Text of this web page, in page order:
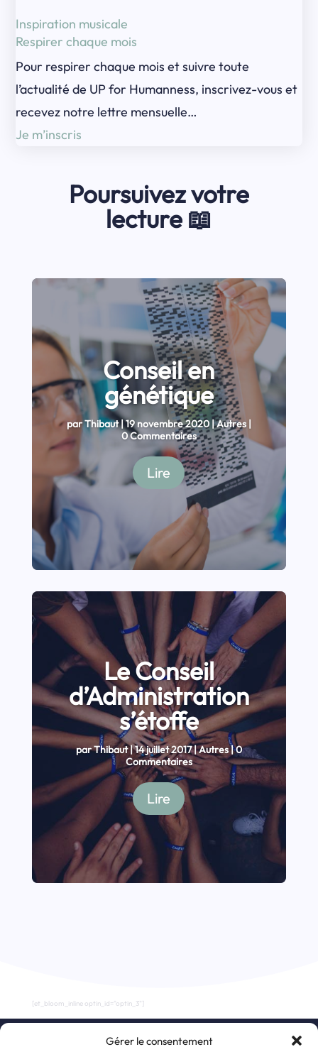
Gérer le consentement
Inspiration musicale
Respirer chaque mois
Pour respirer chaque mois et suivre toute
l’actualité de UP for Humanness, inscrivez-vous et
recevez notre lettre mensuelle…
Je m’inscris
Poursuivez votre
lecture 📖
Conseil en
génétique
parThibaut|19 novembre 2020|Autres|
0 Commentaires
Lire
Le Conseil
d’Administration
s’étoffe
parThibaut|14 juillet 2017|Autres| 0
Commentaires
Lire
[et_bloom_inline optin_id="optin_3"]